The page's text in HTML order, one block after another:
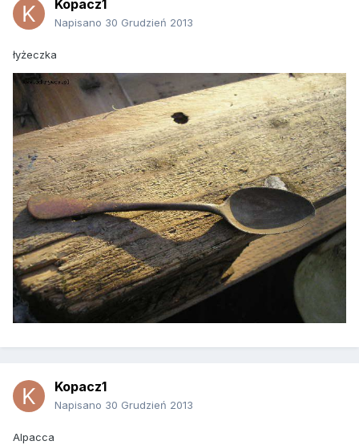
Kopacz1
Napisano 30 Grudzień 2013
łyżeczka
Kopacz1
Napisano 30 Grudzień 2013
Alpacca